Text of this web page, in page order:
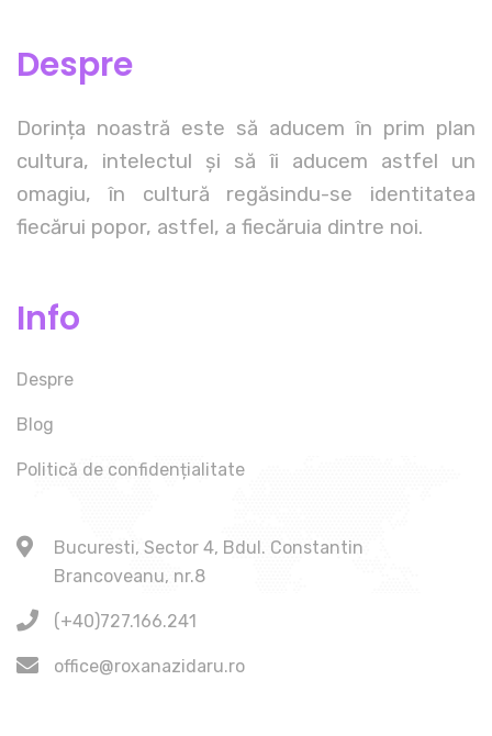
Despre
Dorința noastră este să aducem în prim plan
cultura, intelectul și să îi aducem astfel un
omagiu, în cultură regăsindu-se identitatea
fiecărui popor, astfel, a fiecăruia dintre noi.
Info
Despre
Blog
Politică de confidențialitate
Bucuresti, Sector 4, Bdul. Constantin
Brancoveanu, nr.8
(+40)727.166.241
office@roxanazidaru.ro